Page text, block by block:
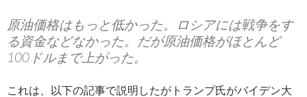
原油価格はもっと低かった。ロシアには戦争をす
る資金などなかった。だが原油価格がほとんど
100ドルまで上がった。
これは、以下の記事で説明したがトランプ氏がバイデン大